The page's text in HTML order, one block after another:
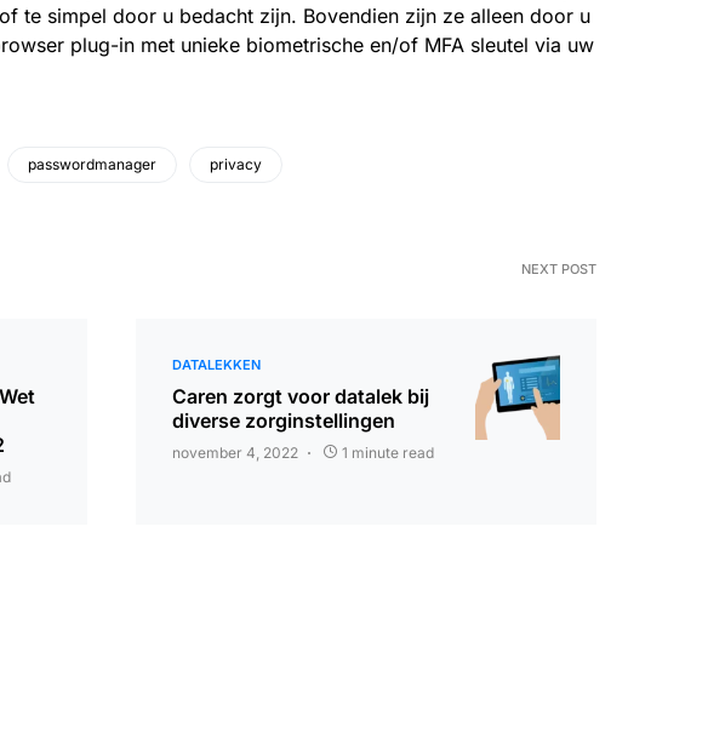
te simpel door u bedacht zijn. Bovendien zijn ze alleen door u
plug-in met unieke biometrische en/of MFA sleutel via uw
passwordmanager privacy
NEXT POST
DATALEKKEN
Caren zorgt voor datalek bij
diverse zorginstellingen
november 4, 2022 1 minute read